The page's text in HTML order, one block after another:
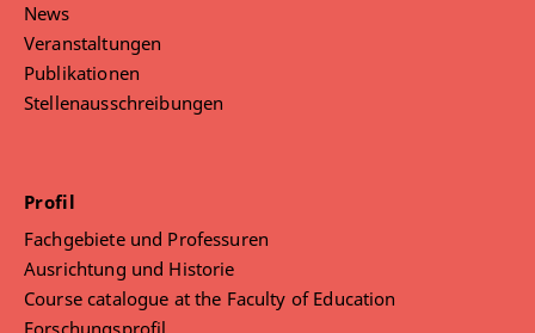
News
Veranstaltungen
Publikationen
Stellenausschreibungen
Profil
Fachgebiete und Professuren
Ausrichtung und Historie
Course catalogue at the Faculty of Education